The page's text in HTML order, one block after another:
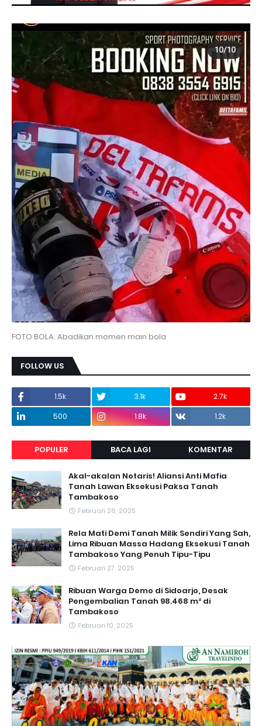
FOTO BOLA. Abadikan momen main bola
FOLLOW US
1.5k 3.1k
2.7k
500
1.8k 1.2k
POPULER BACA LAGI KOMENTAR
Akal-akalan Notaris! Aliansi Anti Mafia
Tanah Lawan Eksekusi Paksa Tanah
Tambakoso
Februari 26, 2025
Rela Mati Demi Tanah Milik Sendiri Yang Sah,
Lima Ribuan Massa Hadang Eksekusi Tanah
Tambakoso Yang Penuh Tipu-Tipu
Februari 27, 2025
Ribuan Warga Demo di Sidoarjo, Desak
Pengembalian Tanah 98.468 m² di
Tambakoso
Februari 10, 2025